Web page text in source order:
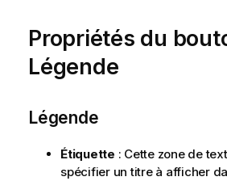
t
i
o
Propriétés du
Légende
Légende
Étiquette : Cette zone de
spécifier un titre à afficher